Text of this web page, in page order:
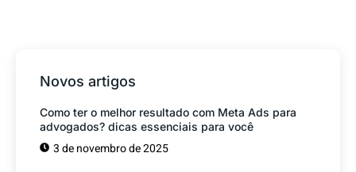
Novos artigos
Como ter o melhor resultado com Meta Ads para
advogados? dicas essenciais para você
3 de novembro de 2025